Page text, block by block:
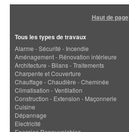
Haut de page
Tous les types de travaux
Alarme - Sécurité - Incendie
Aménagement - Rénovation intérieure
Architecture - Bilans - Traitements
Charpente et Couverture
Chauffage - Chaudière - Cheminée
Climatisation - Ventilation
Construction - Extension - Maçonnerie
Cuisine
Dépannage
Electricité